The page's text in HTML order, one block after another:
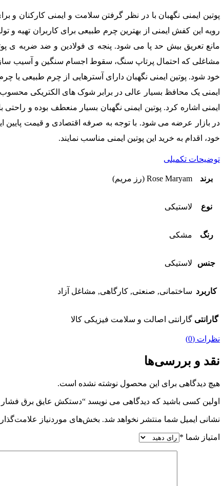
پوتین ایمنی نگهبان با در نظر گرفتن سلامت و ایمنی کارکنان و
رویه این کفش ایمنی از بهترین چرم طبیعی برای کاربران تهیه
مانع تعریق بیش حد پا می شود. پنجه ی فولادین و ضد ضربه ی
خود شود. پوتین ایمنی نگهبان دارای آسترهایی از چرم طبیعی یا
ایمنی یک محافظ بسیار عالی در برابر شوک های الکتریکی
ایمنی اشاره کرد. پوتین ایمنی نگهبان بسیار منعطف بوده و
در بازار عرضه می شود. با توجه به صرفه اقتصادی و قیمت پایین
خود، اقدام به خرید این پوتین ایمنی مناسب نمایند.
توضیحات تکمیلی
برند Rose Maryam (رز مریم)
نوع لاستیکی
رنگ مشکی
جنس لاستیکی
کاربرد ساختمانی, صنعتی, کارگاهی, مشاغل آزاد
گارانتی گارانتی اصالت و سلامت فیزیکی کالا
نظرات (0)
نقد و بررسی‌ها
هیچ دیدگاهی برای این محصول نوشته نشده است.
اولین کسی باشید که دیدگاهی می نویسد “دستکش عایق برق فشار
نشانی ایمیل شما منتشر نخواهد شد. بخش‌های موردنیاز
امتیاز شما *